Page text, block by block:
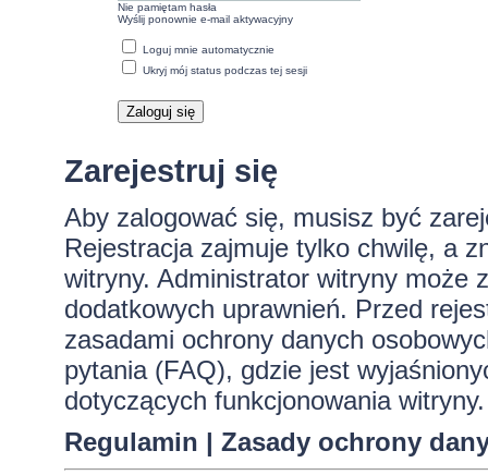
Nie pamiętam hasła
Wyślij ponownie e-mail aktywacyjny
Loguj mnie automatycznie
Ukryj mój status podczas tej sesji
Zarejestruj się
Aby zalogować się, musisz być
Rejestracja zajmuje tylko chwilę, a
witryny. Administrator witryny może
dodatkowych uprawnień. Przed
zasadami ochrony danych
pytania (FAQ), gdzie jest
dotyczących funkcjonowania witryny.
Regulamin | Zasady ochrony